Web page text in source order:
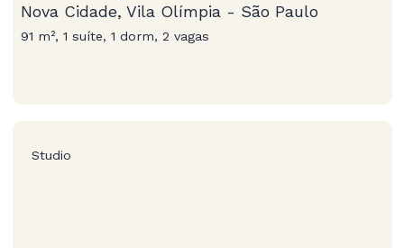
Nova Cidade, Vila Olímpia - São Paulo
91 m², 1 suíte, 1 dorm, 2 vagas
Studio